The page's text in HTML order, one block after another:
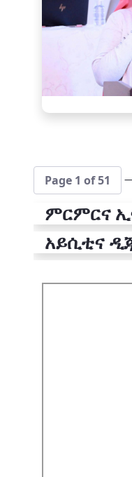
Page 1 of 51
ምርምርና
አይሲቲና